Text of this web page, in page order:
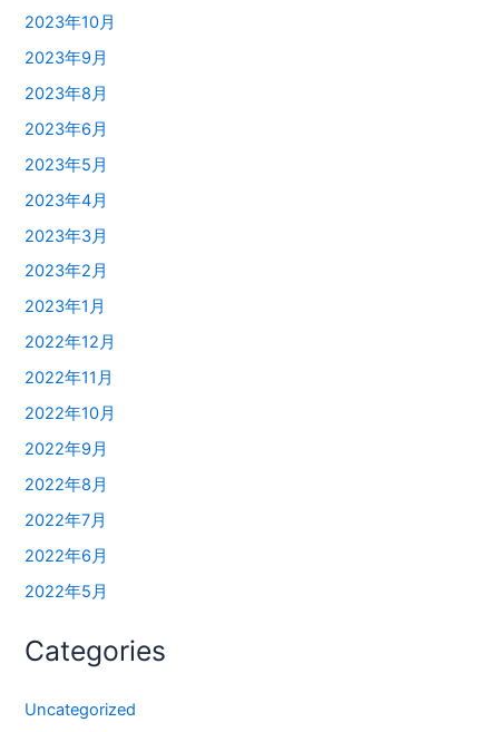
2023年10月
2023年9月
2023年8月
2023年6月
2023年5月
2023年4月
2023年3月
2023年2月
2023年1月
2022年12月
2022年11月
2022年10月
2022年9月
2022年8月
2022年7月
2022年6月
2022年5月
Categories
Uncategorized